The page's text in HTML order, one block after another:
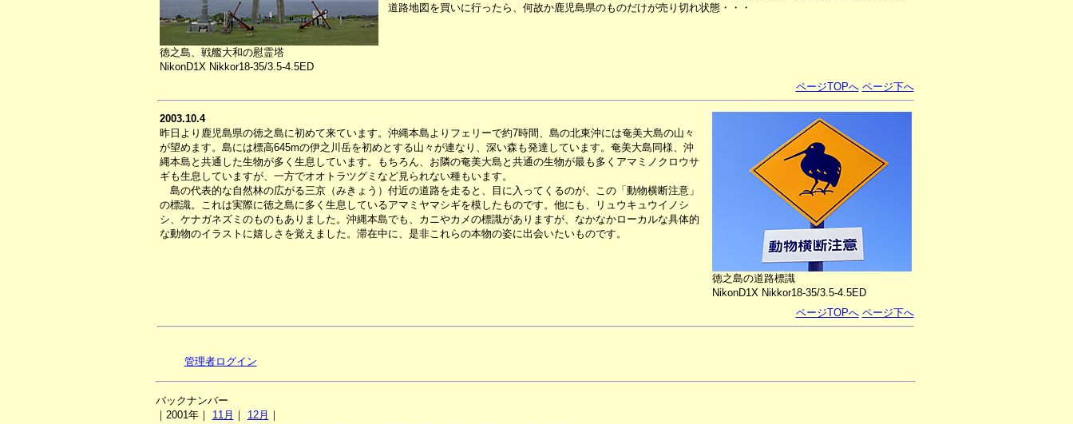
徳之島、戦艦大和の慰霊塔
NikonD1X Nikkor18-35/3.5-4.5ED
道路地図を買いに行ったら、何故か鹿児島県のものだけが売り切れ状態・・・
ページTOPへ ページ下へ
2003.10.4
昨日より鹿児島県の徳之島に初めて来ています。沖縄本島よりフェリーで約7時間、島の北東沖には奄美大島の山々
が望めます。島には標高645mの伊之川岳を初めとする山々が連なり、深い森も発達しています。奄美大島同様、沖
縄本島と共通した生物が多く生息しています。もちろん、お隣の奄美大島と共通の生物が最も多くアマミノクロウサ
ギも生息していますが、一方でオオトラツグミなど見られない種もいます。
島の代表的な自然林の広がる三京（みきょう）付近の道路を走ると、目に入ってくるのが、この「動物横断注意」
の標識。これは実際に徳之島に多く生息しているアマミヤマシギを模したものです。他にも、リュウキュウイノシ
シ、ケナガネズミのものもありました。沖縄本島でも、カニやカメの標識がありますが、なかなかローカルな具体的
な動物のイラストに嬉しさを覚えました。滞在中に、是非これらの本物の姿に出会いたいものです。
徳之島の道路標識
NikonD1X Nikkor18-35/3.5-4.5ED
ページTOPへ ページ下へ
管理者ログイン
バックナンバー
｜2001年｜ 11月 ｜ 12月 ｜